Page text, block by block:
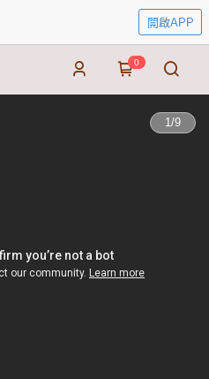
開啟APP
0
1/9